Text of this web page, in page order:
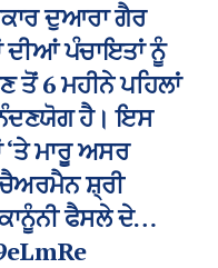
ਦੁਆਰਾ ਗੈਰ
ਦੀਆਂ ਪੰਚਾਇਤਾਂ ਨੂੰ
ਤੋਂ 6 ਮਹੀਨੇ ਪਹਿਲਾਂ
ਹੈ। ਇਸ
‘ਤੇ ਮਾਰੂ ਅਸਰ
ਸ਼੍ਰੀ
ਫੈਸਲੇ ਦੇ…